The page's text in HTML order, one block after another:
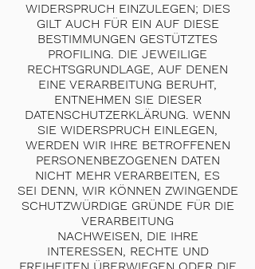
WIDERSPRUCH EINZULEGEN; DIES
GILT AUCH FÜR EIN AUF DIESE
BESTIMMUNGEN GESTÜTZTES
PROFILING. DIE JEWEILIGE
RECHTSGRUNDLAGE, AUF DENEN
EINE VERARBEITUNG BERUHT,
ENTNEHMEN SIE DIESER
DATENSCHUTZERKLÄRUNG. WENN
SIE WIDERSPRUCH EINLEGEN,
WERDEN WIR IHRE BETROFFENEN
PERSONENBEZOGENEN DATEN
NICHT MEHR VERARBEITEN, ES
SEI DENN, WIR KÖNNEN ZWINGENDE
SCHUTZWÜRDIGE GRÜNDE FÜR DIE
VERARBEITUNG
NACHWEISEN, DIE IHRE
INTERESSEN, RECHTE UND